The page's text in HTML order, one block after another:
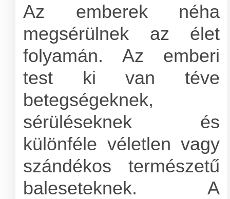
Az emberek néha
megsérülnek az élet
folyamán. Az emberi
test ki van téve
betegségeknek,
sérüléseknek és
különféle véletlen vagy
szándékos természetű
baleseteknek. A